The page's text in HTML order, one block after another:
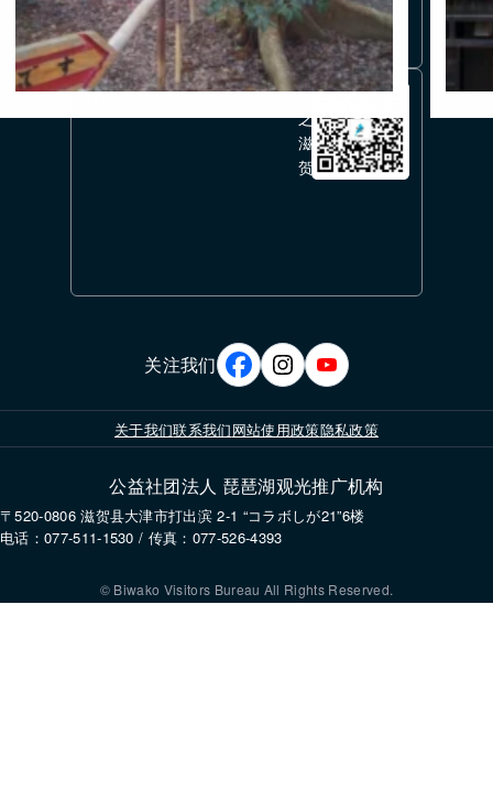
WeChat
美
之
滋
贺
关注我们
关于我们联系我们网站使用政策隐私政策
公益社团法人 琵琶湖观光推广机构
〒520-0806 滋贺县大津市打出滨 2-1 “コラボしが21”6楼
电话：077-511-1530 / 传真：077-526-4393
© Biwako Visitors Bureau All Rights Reserved.